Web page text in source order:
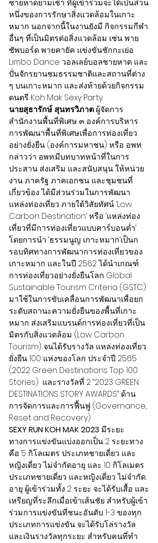
ชายหาดยามเช้า ที่ผู้เข้าร่วมจะได้เป็นส่วน
หนึ่งของการรักษาสิ่งแวดล้อมในเกาะ
หมาก นอกจากนี้ในงานยังมี กิจกรรมกีฬา
อื่นๆ ที่เป็นมิตรต่อสิ่งแวดล้อม เช่น พาย
ซัพบอร์ด พายคายัค แข่งขันชักกะเย่อ
Limbo Dance วอลเลย์บอลชายหาด และ
ปั่นจักรยานชมธรรมชาติและสถานที่ต่าง
ๆ บนเกาะหมาก และส่งท้ายด้วยกิจกรรม
ดนตรี Koh Mak Sexy Party
นายสุธารักษ์ สุนทรวิภาต ผู้จัดการ
สำนักงานพื้นที่พิเศษ ๓ องค์การบริหาร
การพัฒนาพื้นที่พิเศษเพื่อการท่องเที่ยว
อย่างยั่งยืน (องค์การมหาชน) หรือ อพท.
กล่าวว่า อพท.มีบทบาทหน้าที่ในการ
ประสาน ส่งเสริม และสนับสนุน ให้หน่วย
งาน ภาครัฐ ภาคเอกชน และชุมชนที่
เกี่ยวข้อง ได้มีส่วนร่วมในการพัฒนา
แหล่งท่องเที่ยว ภายใต้วิสัยทัศน์ ‘Low
Carbon Destination’ หรือ ‘แหล่งท่อง
เที่ยวที่มีการท่องเที่ยวแบบคาร์บอนต่ำ’
โดยการนำ ‘ธรรมนูญ เกาะหมาก’เป็นก
รอบทิศทางการพัฒนาการท่องเที่ยวของ
เกาะหมาก และในปี 2562 ได้นำเกณฑ์
การท่องเที่ยวอย่างยั่งยืนโลก Global
Sustainable Tourism Criteria (GSTC)
มาใช้ในการขับเคลื่อนการพัฒนาเพื่อยก
ระดับสถานะความยั่งยืนของพื้นที่เกาะ
หมาก ส่งเสริมแบรนด์การท่องเที่ยวที่เป็น
มิตรกับสิ่งแวดล้อม (Low Carbon
Tourism) จนได้รับรางวัล แหล่งท่องเที่ยว
ยั่งยืน 100 แห่งของโลก ประจำปี 2565
(2022 Green Destinations Top 100
Stories)  และรางวัลที่ 2 “2023 GREEN
DESTINATIONS STORY AWARDS” ด้าน
การจัดการและการฟื้นฟู (Governance,
Reset and Recovery)
SEXY RUN KOH MAK 2023 มีระยะ
ทางการแข่งขันแบ่งออกเป็น 2 ระยะทาง
คือ 5 กิโลเมตร ประเภทชายเดี่ยว และ
หญิงเดี่ยว ไม่จำกัดอายุ และ 10 กิโลเมตร
ประเภทชายเดี่ยว และหญิงเดี่ยว ไม่จำกัด
อายุ ผู้เข้าร่วมทั้ง 2 ระยะ จะได้รับเสื้อ และ
เหรียญที่ระลึกเมื่อเข้าเส้นชัย สำหรับผู้เข้า
ร่วมการแข่งขันที่ชนะอันดับ 1-3 ของทุก
ประเภทการแข่งขัน จะได้รับโล่รางวัล
และเงินรางวัลทุกระยะ สำหรับคนที่ทำ